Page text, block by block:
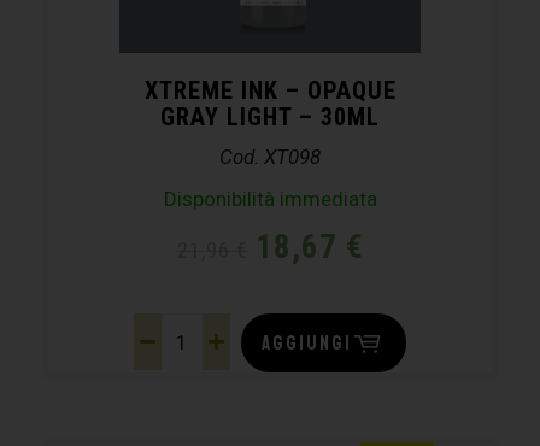
XTREME INK – OPAQUE
GRAY LIGHT – 30ML
Cod. XT098
Disponibilità immediata
18,67 €
AGGIUNGI